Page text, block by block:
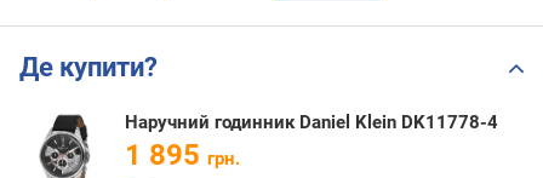
Де купити?
Наручний годинник Daniel Klein DK11778-4
1 895 грн.